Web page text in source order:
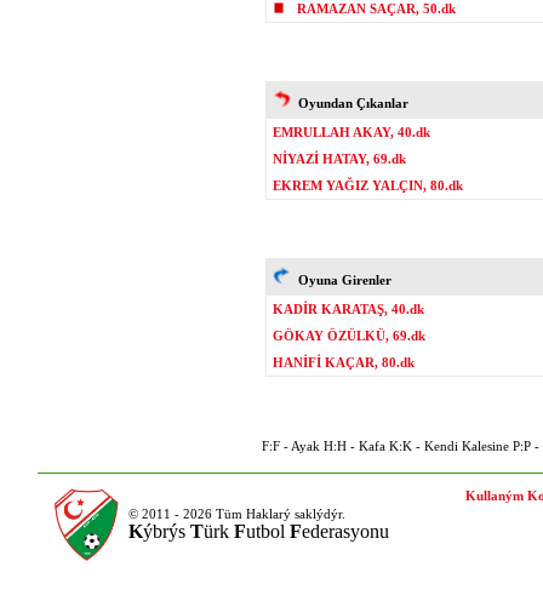
RAMAZAN SAÇAR, 50.dk
Oyundan Çıkanlar
EMRULLAH AKAY, 40.dk
NİYAZİ HATAY, 69.dk
EKREM YAĞIZ YALÇIN, 80.dk
Oyuna Girenler
KADİR KARATAŞ, 40.dk
GÖKAY ÖZÜLKÜ, 69.dk
HANİFİ KAÇAR, 80.dk
F:F - Ayak H:H - Kafa K:K - Kendi Kalesine P:P -
© 2011 - 2026 Tüm Haklarý saklýdýr.
Kýbrýs Türk Futbol Federasyonu
Kullaným